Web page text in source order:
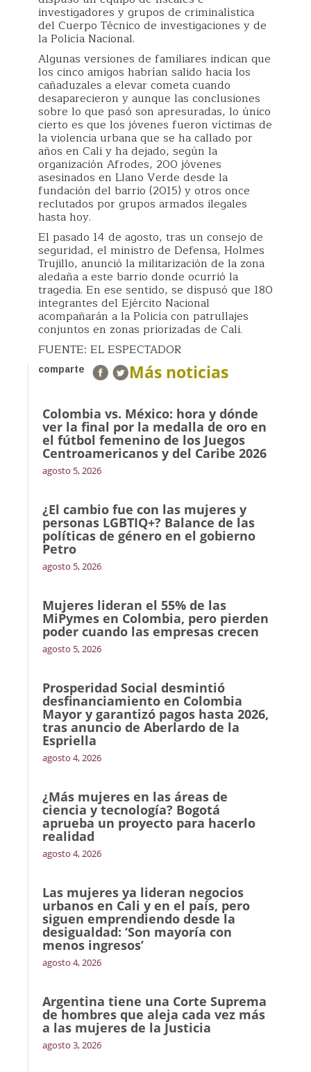
investigadores y grupos de criminalística
del Cuerpo Técnico de investigaciones y de
la Policía Nacional.
Algunas versiones de familiares indican que
los cinco amigos habrían salido hacia los
cañaduzales a elevar cometa cuando
desaparecieron y aunque las conclusiones
sobre lo que pasó son apresuradas, lo único
cierto es que los jóvenes fueron víctimas de
la violencia urbana que se ha callado por
años en Cali y ha dejado, según la
organización Afrodes, 200 jóvenes
asesinados en Llano Verde desde la
fundación del barrio (2015) y otros once
reclutados por grupos armados ilegales
hasta hoy.
El pasado 14 de agosto, tras un consejo de
seguridad, el ministro de Defensa, Holmes
Trujillo, anunció la militarización de la zona
aledaña a este barrio donde ocurrió la
tragedia. En ese sentido, se dispusó que 180
integrantes del Ejército Nacional
acompañarán a la Policía con patrullajes
conjuntos en zonas priorizadas de Cali.
FUENTE: EL ESPECTADOR
comparte Más noticias
Colombia vs. México: hora y dónde
ver la final por la medalla de oro en
el fútbol femenino de los Juegos
Centroamericanos y del Caribe 2026
agosto 5, 2026
¿El cambio fue con las mujeres y
personas LGBTIQ+? Balance de las
políticas de género en el gobierno
Petro
agosto 5, 2026
Mujeres lideran el 55% de las
MiPymes en Colombia, pero pierden
poder cuando las empresas crecen
agosto 5, 2026
Prosperidad Social desmintió
desfinanciamiento en Colombia
Mayor y garantizó pagos hasta 2026,
tras anuncio de Aberlardo de la
Espriella
agosto 4, 2026
¿Más mujeres en las áreas de
ciencia y tecnología? Bogotá
aprueba un proyecto para hacerlo
realidad
agosto 4, 2026
Las mujeres ya lideran negocios
urbanos en Cali y en el país, pero
siguen emprendiendo desde la
desigualdad: ‘Son mayoría con
menos ingresos’
agosto 4, 2026
Argentina tiene una Corte Suprema
de hombres que aleja cada vez más
a las mujeres de la Justicia
agosto 3, 2026